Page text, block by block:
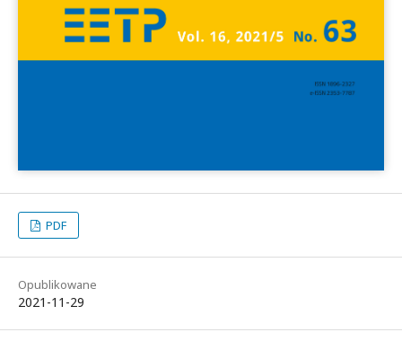
PDF
Opublikowane
2021-11-29